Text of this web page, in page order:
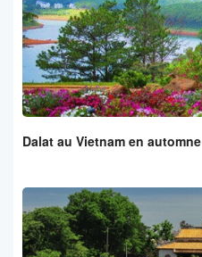
Dalat au Vietnam en automne